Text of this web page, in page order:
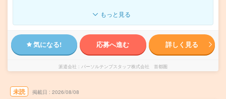
もっと見る
気になる! 応募へ進む 詳しく見る
派遣会社 パーソルテンプスタッフ株式会社 首都圏
未読 掲載日 2026/08/08